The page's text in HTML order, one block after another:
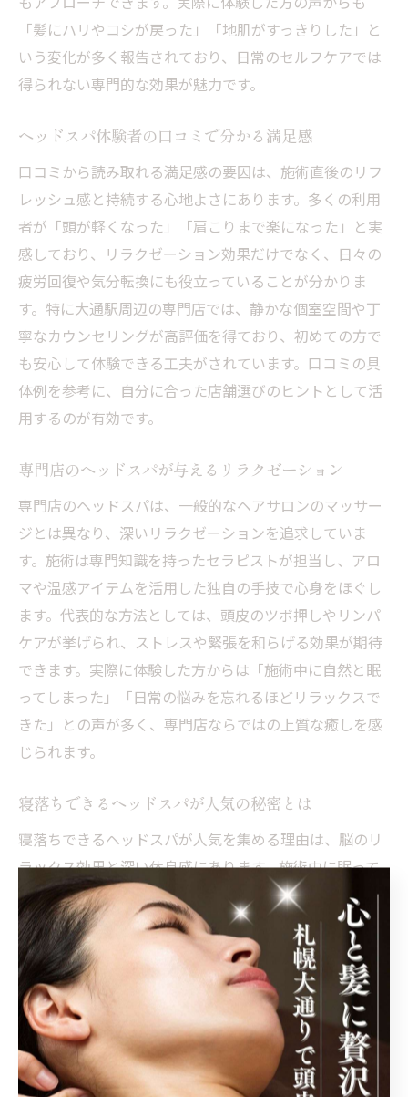
「髪にハリやコシが戻った」「地肌がすっきりした」と
いう変化が多く報告されており、日常のセルフケアでは
得られない専門的な効果が魅力です。
ヘッドスパ体験者の口コミで分かる満足感
口コミから読み取れる満足感の要因は、施術直後のリフ
レッシュ感と持続する心地よさにあります。多くの利用
者が「頭が軽くなった」「肩こりまで楽になった」と実
感しており、リラクゼーション効果だけでなく、日々の
疲労回復や気分転換にも役立っていることが分かりま
す。特に大通駅周辺の専門店では、静かな個室空間や丁
寧なカウンセリングが高評価を得ており、初めての方で
も安心して体験できる工夫がされています。口コミの具
体例を参考に、自分に合った店舗選びのヒントとして活
用するのが有効です。
専門店のヘッドスパが与えるリラクゼーション
専門店のヘッドスパは、一般的なヘアサロンのマッサー
ジとは異なり、深いリラクゼーションを追求していま
す。施術は専門知識を持ったセラピストが担当し、アロ
マや温感アイテムを活用した独自の手技で心身をほぐし
ます。代表的な方法としては、頭皮のツボ押しやリンパ
ケアが挙げられ、ストレスや緊張を和らげる効果が期待
できます。実際に体験した方からは「施術中に自然と眠
ってしまった」「日常の悩みを忘れるほどリラックスで
きた」との声が多く、専門店ならではの上質な癒しを感
じられます。
寝落ちできるヘッドスパが人気の秘密とは
寝落ちできるヘッドスパが人気を集める理由は、脳のリ
ラックス効果と深い休息感にあります。施術中に眠って
しまうほどの心地よさは、熟練の技術と静かな環境が生
み出すものです。具体的な取り組みとしては、照明や音
響まで配慮した空間づくりや、リズミカルなタッチによ
る頭皮ケアがあります。体験者の口コミでは「目覚めた
後の爽快感が格別」「施術後は頭がすっきりして集中力
が増した」といった感想が多く、日々のストレス解消や
リフレッシュに最適なサービスであることが分かりま
す。